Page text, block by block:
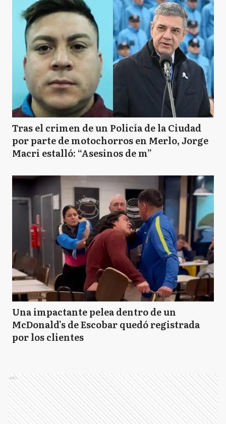
Tras el crimen de un Policía de la Ciudad
por parte de motochorros en Merlo, Jorge
Macri estalló: “Asesinos de m”
Una impactante pelea dentro de un
McDonald’s de Escobar quedó registrada
por los clientes
Ads